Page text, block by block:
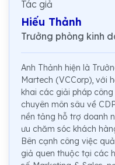
Tác giả
Hiếu Thảnh
Trưởng phòng kinh
Anh Thảnh hiện là
Martech (VCCorp), với
khai các giải pháp
chuyên môn sâu về
nền tảng hỗ trợ doanh
ưu chăm sóc khách
Bên cạnh công việc
giả quen thuộc tại các